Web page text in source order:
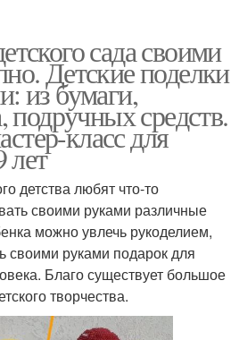
сада своими
Детские поделки
из бумаги,
подручных средств.
класс для
лет
детства любят что-то
своими руками различные
можно увлечь рукоделием,
своими руками подарок для
Благо существует большое
творчества.